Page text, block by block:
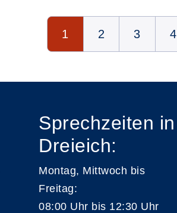
1 2 3 4
Sprechzeiten in
Dreieich:
Montag, Mittwoch bis
Freitag:
08:00 Uhr bis 12:30 Uhr